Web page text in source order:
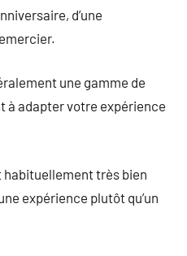
d’une
une gamme de
à adapter votre expérience
habituellement très bien
expérience plutôt qu’un